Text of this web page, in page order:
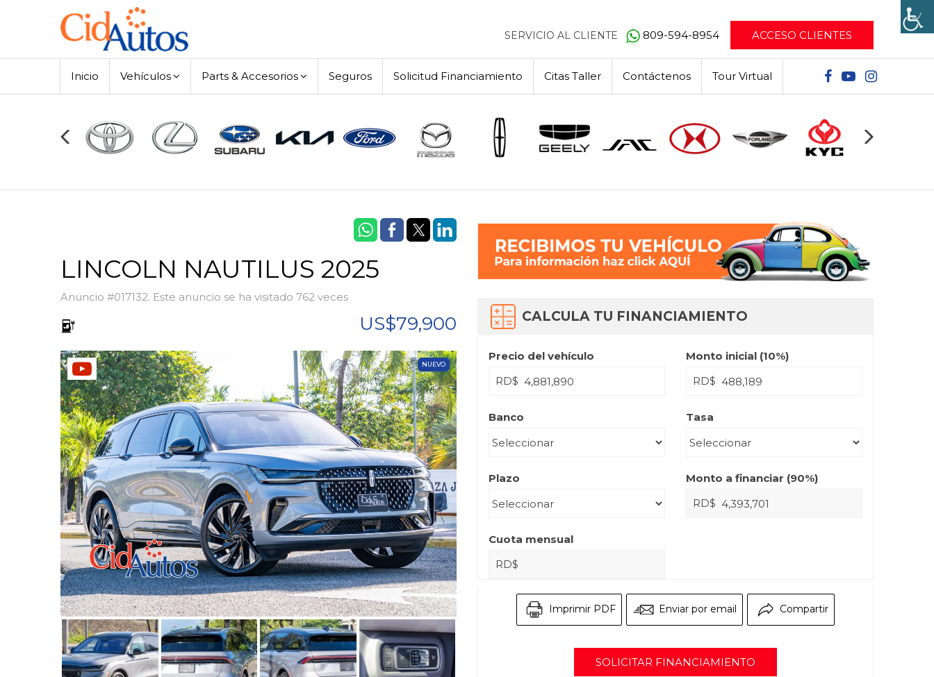
SERVICIO AL CLIENTE 809-594-8954 ACCESO CLIENTES
Inicio Vehículos Parts & Accesorios Seguros Solicitud Financiamiento Citas Taller Contáctenos Tour Virtual
LINCOLN NAUTILUS 2025
Anuncio #017132. Este anuncio se ha visitado 762 veces
US$79,900
NUEVO
CALCULA TU FINANCIAMIENTO
Precio del vehículo
RD$
Monto inicial (10%)
RD$
Banco Tasa
Plazo Monto a financiar (90%)
RD$
Cuota mensual
RD$
Imprimir PDF Enviar por email Compartir
SOLICITAR FINANCIAMIENTO